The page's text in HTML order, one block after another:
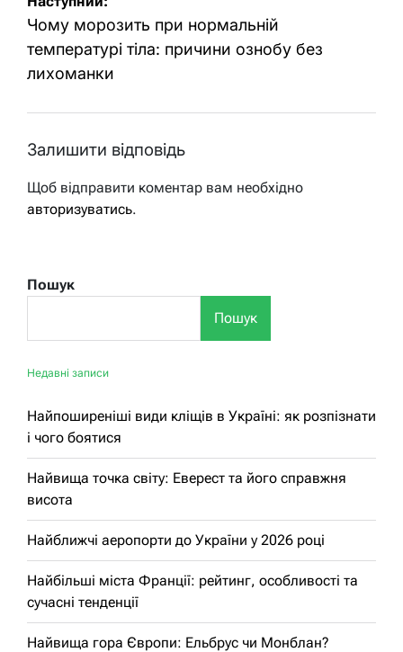
Чому морозить при нормальній
температурі тіла: причини ознобу без
лихоманки
Залишити відповідь
Щоб відправити коментар вам необхідно
авторизуватись.
Пошук
Пошук
Недавні записи
Найпоширеніші види кліщів в Україні: як розпізнати
і чого боятися
Найвища точка світу: Еверест та його справжня
висота
Найближчі аеропорти до України у 2026 році
Найбільші міста Франції: рейтинг, особливості та
сучасні тенденції
Найвища гора Європи: Ельбрус чи Монблан?